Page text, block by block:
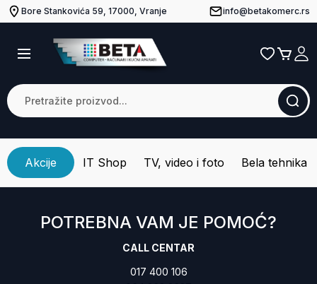
Bore Stankovića 59, 17000, Vranje info@betakomerc.rs
Akcije IT Shop TV, video i foto Bela tehnika
POTREBNA VAM JE POMOĆ?
CALL CENTAR
017 400 106